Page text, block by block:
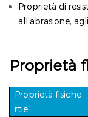
Proprietà di
all'abrasione,
Proprietà
Proprietà fisiche
rtie